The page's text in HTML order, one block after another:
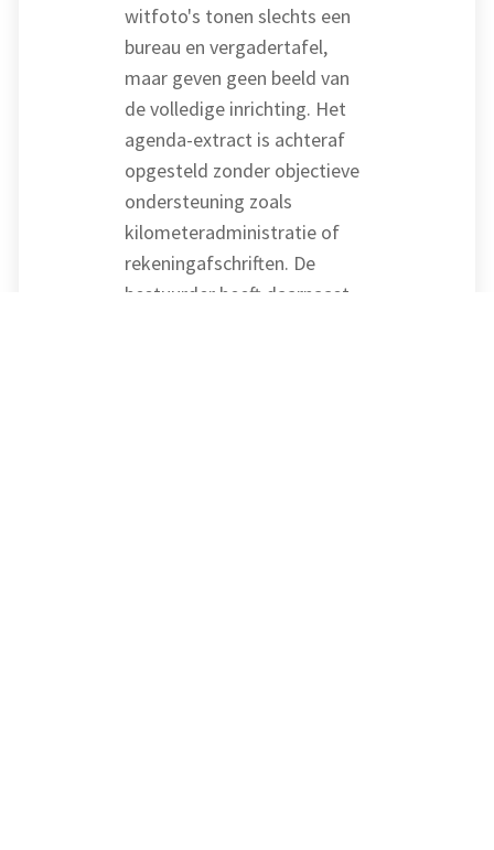
witfoto's tonen slechts een
bureau en vergadertafel,
maar geven geen beeld van
de volledige inrichting. Het
agenda-extract is achteraf
opgesteld zonder objectieve
ondersteuning zoals
kilometeradministratie of
rekeningafschriften. De
bestuurder heeft daarnaast